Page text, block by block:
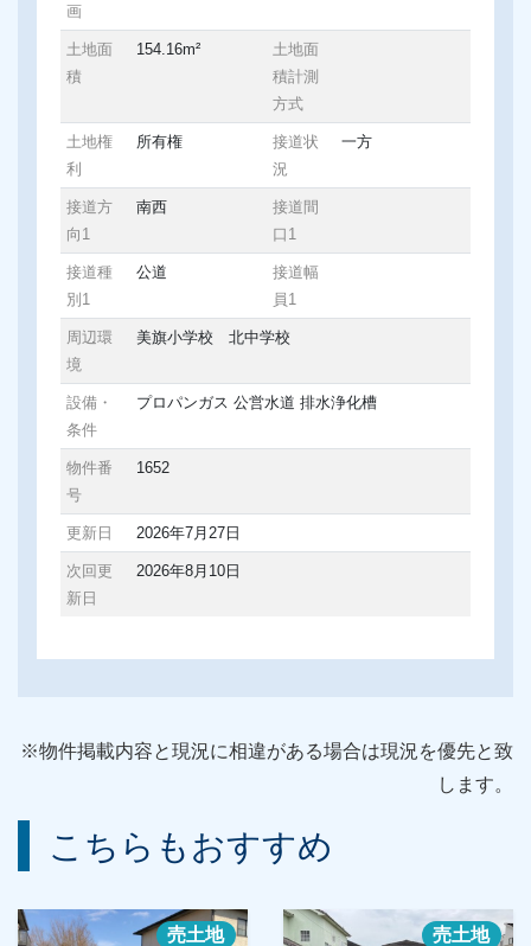
画
土地面
積
154.16m²
土地面
積計測
方式
土地権
利
所有権
接道状
況
一方
接道方
向1
南西
接道間
口1
接道種
別1
公道
接道幅
員1
周辺環
境
美旗小学校 北中学校
設備・
条件
プロパンガス 公営水道 排水浄化槽
物件番
号
1652
更新日 2026年7月27日
次回更
新日
2026年8月10日
※物件掲載内容と現況に相違がある場合は現況を優先と致
します。
こちらもおすすめ
売土地 売土地